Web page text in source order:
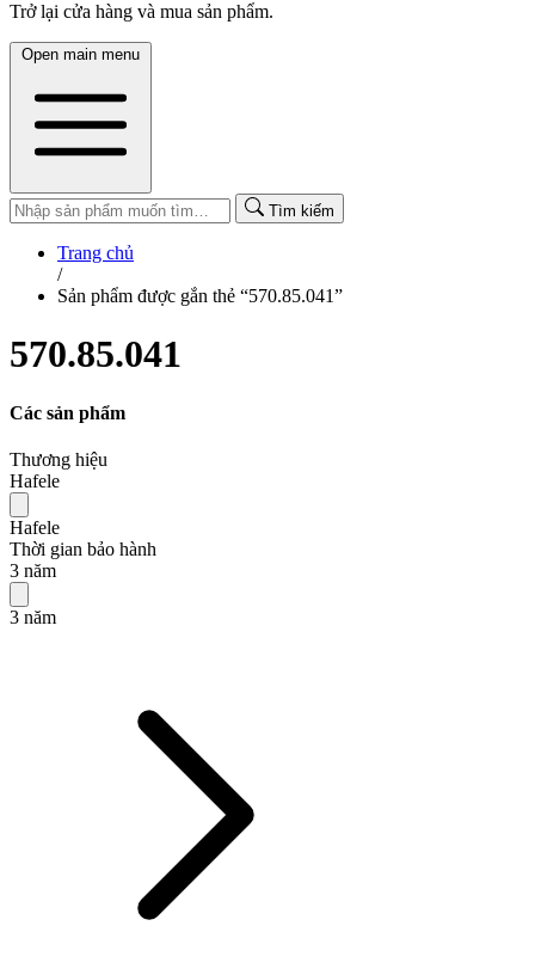
Trở lại cửa hàng và mua sản phẩm.
Open main menu
Tìm kiếm
Trang chủ
/
Sản phẩm được gắn thẻ “570.85.041”
570.85.041
Các sản phẩm
Thương hiệu
Hafele
Hafele
Thời gian bảo hành
3 năm
3 năm